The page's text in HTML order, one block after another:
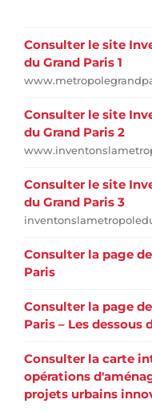
Consulter le site
du Grand Paris 1
Consulter le site
du Grand Paris 2
Consulter le site
du Grand Paris 3
Consulter la page
Paris
Consulter la page
Paris – Les dessous
Consulter la carte
opérations
projets urbains